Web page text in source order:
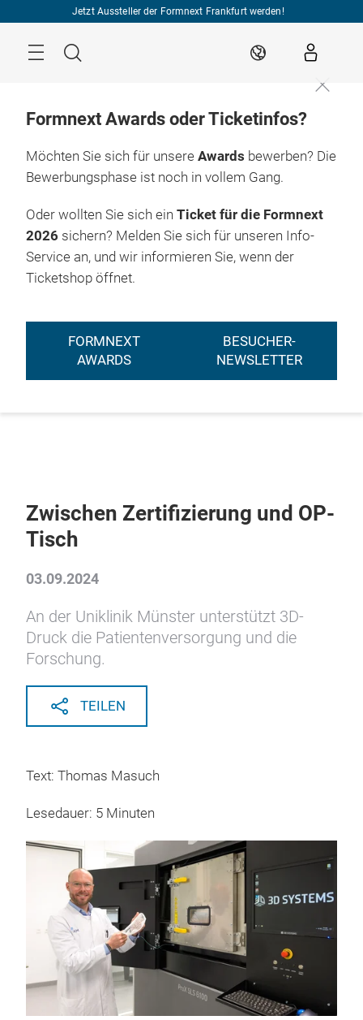
Jetzt Aussteller der Formnext Frankfurt werden!
Suche DE
Formnext Awards oder Ticketinfos?
Möchten Sie sich für unsere Awards bewerben? Die
Bewerbungsphase ist noch in vollem Gang.
Oder wollten Sie sich ein Ticket für die Formnext
2026 sichern? Melden Sie sich für unseren Info-
Service an, und wir informieren Sie, wenn der
Ticketshop öffnet.
FORMNEXT
AWARDS
BESUCHER-
NEWSLETTER
Zwischen Zertifizierung und OP-
Tisch
03.09.2024
An der Uniklinik Münster unterstützt 3D-
Druck die Patientenversorgung und die
Forschung.
TEILEN
Text: Thomas Masuch
Lesedauer: 5 Minuten